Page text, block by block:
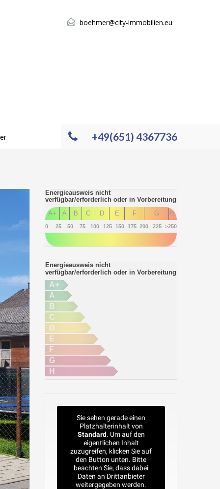
boehmer@city-immobilien.eu
+49(651) 4367736
Energieausweis nicht
verfügbar/erforderlich oder in Vorbereitung
A+
A B C D E F G H
0 25 50 75 100 125 150 175 200 225 >250
Energieausweis nicht
verfügbar/erforderlich oder in Vorbereitung
A+
A
B
C
D
E
F
G
H
Sie sehen gerade einen
Platzhalterinhalt von
Standard. Um auf den
eigentlichen Inhalt
zuzugreifen, klicken Sie auf
den Button unten. Bitte
beachten Sie, dass dabei
Daten an Drittanbieter
weitergegeben werden.